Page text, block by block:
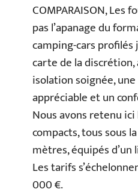
COMPARAISON, Les
pas l’apanage du
camping-cars
carte de la
isolation soignée,
appréciable et un
Nous avons retenu
compacts, tous sous
mètres, équipés
Les tarifs
000 €.